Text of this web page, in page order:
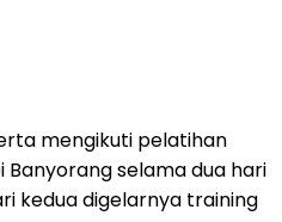
mengikuti pelatihan
Banyorang selama dua hari
kedua digelarnya training